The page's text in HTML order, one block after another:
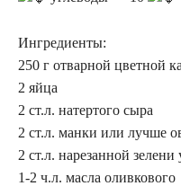
Ингредиенты:
250 г отварной цветной
2 яйца
2 ст.л. натертого сыра
2 ст.л. манки или лучше
2 ст.л. нарезанной зелени
1-2 ч.л. масла оливкового